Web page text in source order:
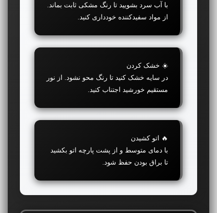
با آب سرد بشویید تا رنگ مشکی ثابت بماند.
از مواد سفیدکننده خودداری کنید.
☀️ خشک کردن
در سایه خشک کنید تا رنگ محو نشود. از نور
مستقیم خورشید اجتناب کنید.
🔥 اتو کشیدن
با دمای متوسط و از پشت پارچه اتو بکشید
تا براق بودن حفظ شود.